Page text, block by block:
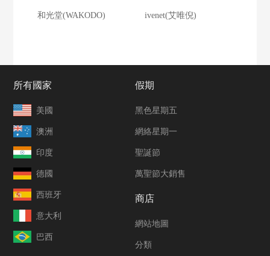
和光堂(WAKODO) ivenet(艾唯倪)
所有國家
美國
澳洲
印度
德國
西班牙
意大利
巴西
假期
黑色星期五
網絡星期一
聖誕節
萬聖節大銷售
商店
網站地圖
分類